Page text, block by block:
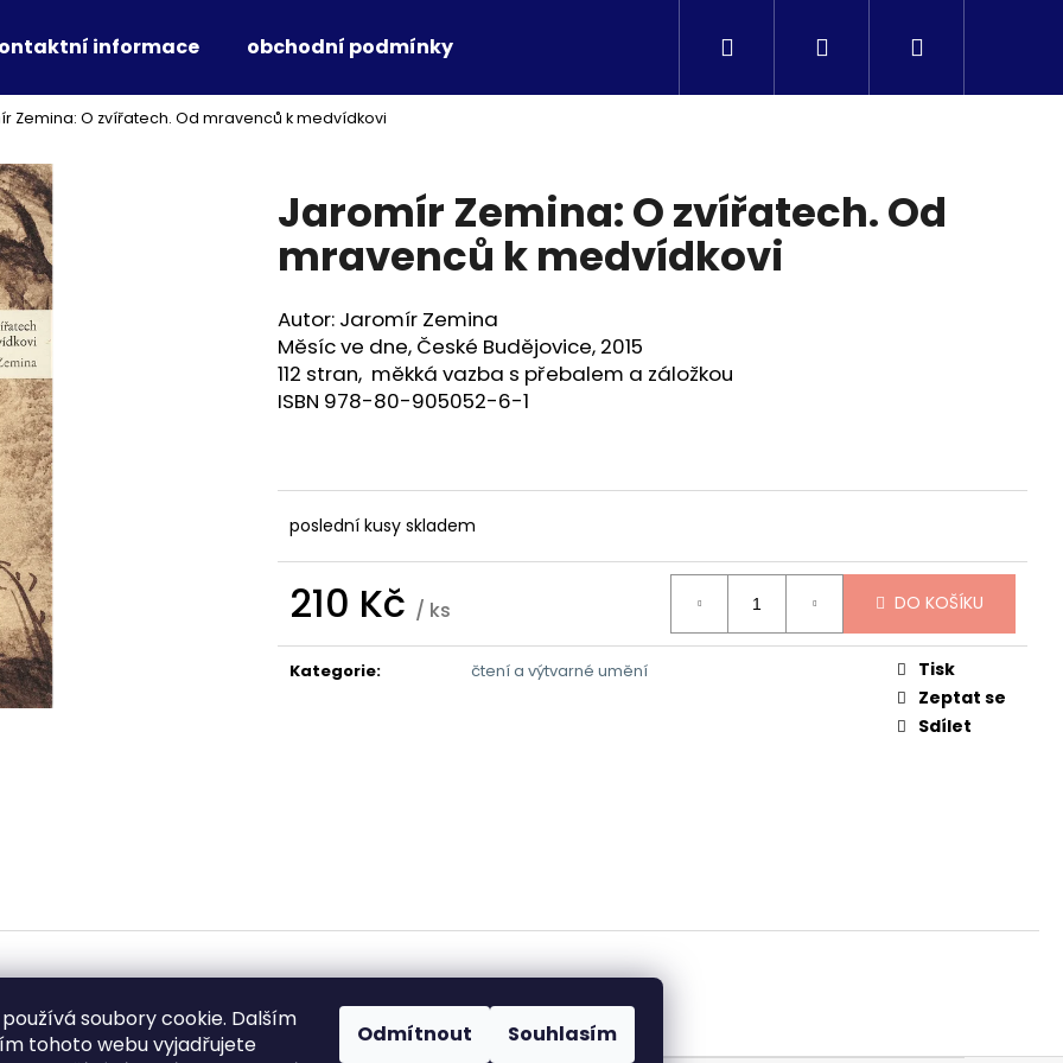
soubory cookie. Dalším
tohoto webu vyjadřujete
Odmítnout Souhlasím
informace obchodní podmínky Přihlášení
Zemina: O zvířatech. Od mravenců k medvídkovi
Jaromír Zemina: O zvířatech. Od
mravenců k medvídkovi
Autor: Jaromír Zemina
Měsíc ve dne, České Budějovice, 2015
112 stran, měkká vazba s přebalem a záložkou
ISBN 978-80-905052-6-1
poslední kusy skladem
210 Kč / ks
cena:
DO KOŠÍKU
Kategorie: čtení a výtvarné umění
Tisk
Zeptat se
Sdílet
Co potřebujete najít?
HLEDAT